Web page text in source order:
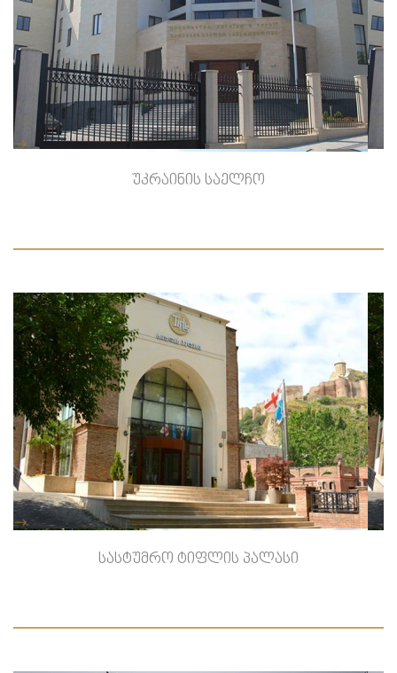
-->
უკრაინის საელჩო
-->
სასტუმრო ტიფლის პალასი